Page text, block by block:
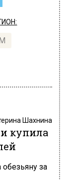
Шахнина
купила